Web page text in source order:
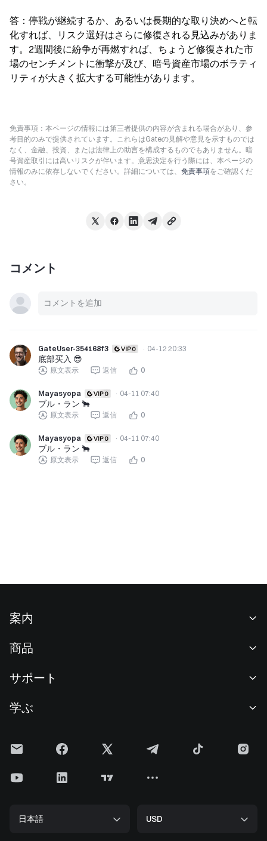
答：停戦が継続するか、あるいは長期的な取り決めへと転
化すれば、リスク選好はさらに修復される見込みがありま
す。2週間後に紛争が再燃すれば、ちょうど修復された市
場のセンチメントに衝撃が及び、暗号資産市場のボラティ
リティが大きく拡大する可能性があります。
免責事項：本ページの情報には第三者提供の内容が含まれる場合があり、参
考目的のみで提供されています。これらはGateの見解や意見を示すものでは
なく、金融、投資、または法律上の助言を構成するものでもありません。暗
号資産取引には高いリスクが伴います。意思決定を行う際には、本ページの
情報のみに依存しないでください。詳細については、 免責事項をご確認くだ
さい。
コメント
GateUser-354168f3 · 04-12 20:33
底部买入 😎
原文表示 返信 0
Mayasyopa · 04-11 07:40
ブル・ラン 🐂
原文表示 返信 0
Mayasyopa · 04-11 07:40
ブル・ラン 🐂
原文表示 返信 0
案内
ニュースルーム
F1 Oracle Red Bull Racing 公式スポンサー
クッキーポリシー
準備金証明
商品
現物取引
投資センター
サポート
手数料
上場申請
学ぶ
Gateニュース
日本語 USD